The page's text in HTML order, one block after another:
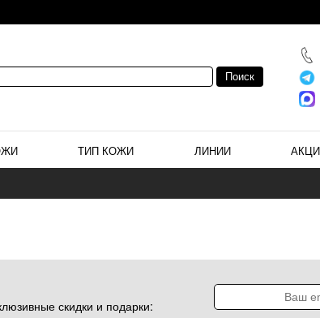
ТИП КОЖИ ЛИНИИ
скидки и подарки: